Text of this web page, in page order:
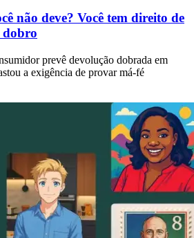
não deve? Você tem direito de
dobro
prevê devolução dobrada em
a exigência de provar má-fé